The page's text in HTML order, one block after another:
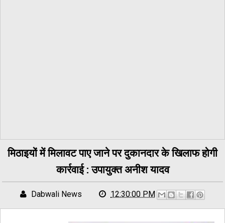
मिठाइयों में मिलावट पाए जाने पर दुकानदार के खिलाफ होगी
कार्रवाई : उपायुक्त अनीश यादव
Dabwali News 12:30:00 PM